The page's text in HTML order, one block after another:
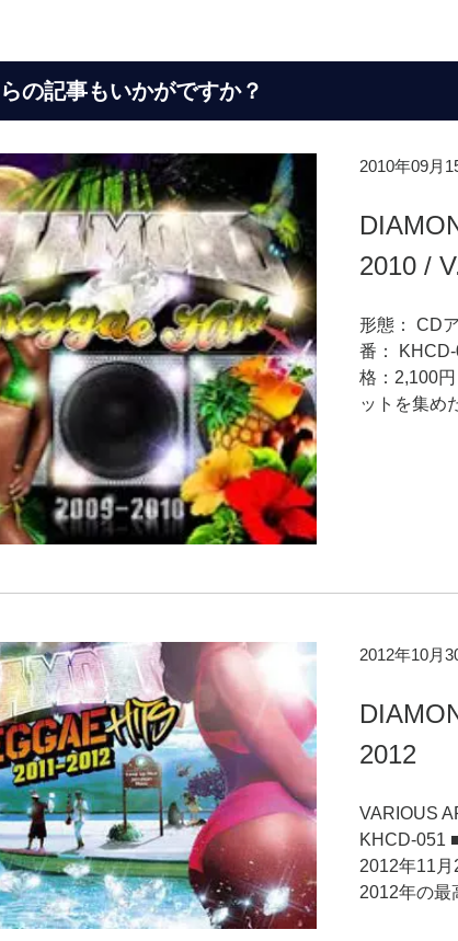
の記事もいかがですか？
2010年09月
2010 /
形態： CD
番：
格：2,100
ットを集め
2012年10月
2012
VARIOUS
KHCD-051
2012年11
2012年の